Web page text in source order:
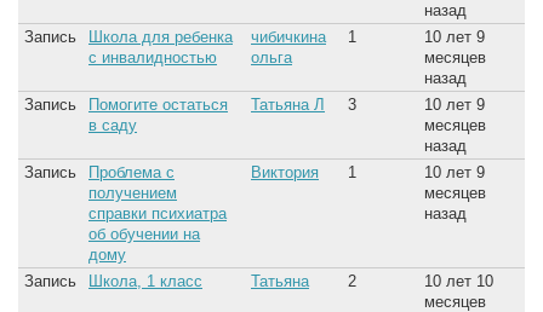
назад
Запись
Школа для ребенка
с инвалидностью
чибичкина
ольга
1
10 лет 9
месяцев
назад
Запись
Помогите остаться
в саду
Татьяна Л 3
10 лет 9
месяцев
назад
Запись
Проблема с
получением
справки психиатра
об обучении на
дому
Виктория 1
10 лет 9
месяцев
назад
Запись Школа, 1 класс Татьяна 2
10 лет 10
месяцев